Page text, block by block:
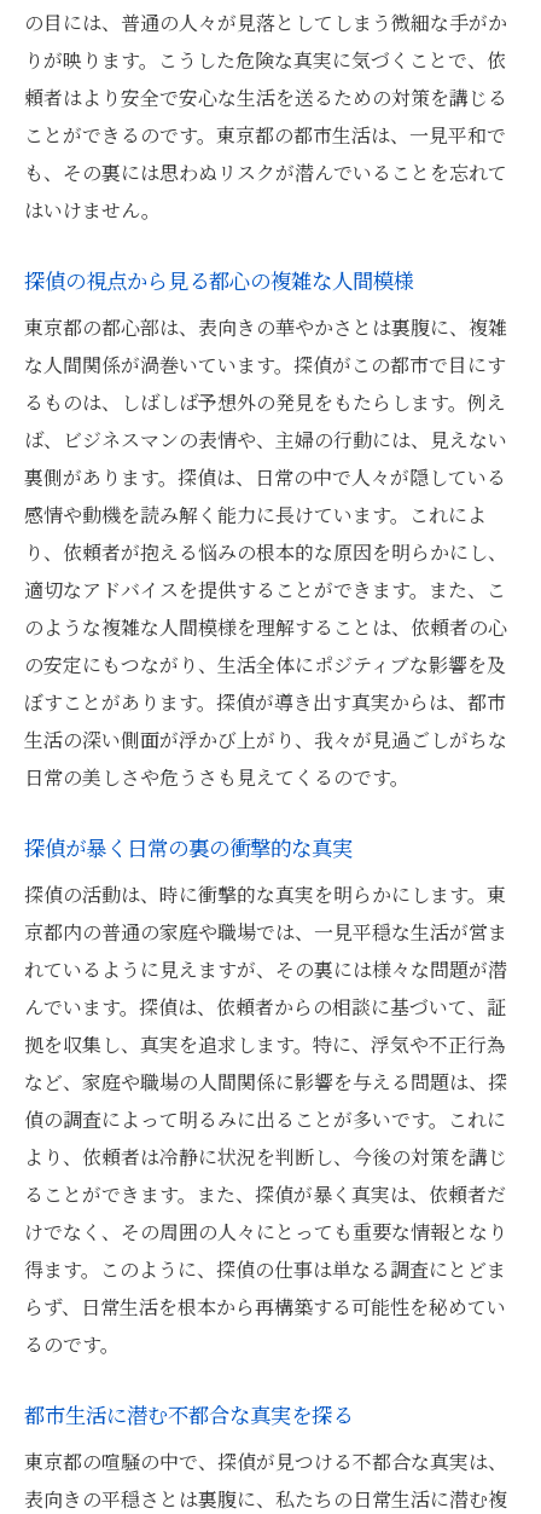
の目には、普通の人々が見落としてしまう微細な手がか
りが映ります。こうした危険な真実に気づくことで、依
頼者はより安全で安心な生活を送るための対策を講じる
ことができるのです。東京都の都市生活は、一見平和で
も、その裏には思わぬリスクが潜んでいることを忘れて
はいけません。
探偵の視点から見る都心の複雑な人間模様
東京都の都心部は、表向きの華やかさとは裏腹に、複雑
な人間関係が渦巻いています。探偵がこの都市で目にす
るものは、しばしば予想外の発見をもたらします。例え
ば、ビジネスマンの表情や、主婦の行動には、見えない
裏側があります。探偵は、日常の中で人々が隠している
感情や動機を読み解く能力に長けています。これによ
り、依頼者が抱える悩みの根本的な原因を明らかにし、
適切なアドバイスを提供することができます。また、こ
のような複雑な人間模様を理解することは、依頼者の心
の安定にもつながり、生活全体にポジティブな影響を及
ぼすことがあります。探偵が導き出す真実からは、都市
生活の深い側面が浮かび上がり、我々が見過ごしがちな
日常の美しさや危うさも見えてくるのです。
探偵が暴く日常の裏の衝撃的な真実
探偵の活動は、時に衝撃的な真実を明らかにします。東
京都内の普通の家庭や職場では、一見平穏な生活が営ま
れているように見えますが、その裏には様々な問題が潜
んでいます。探偵は、依頼者からの相談に基づいて、証
拠を収集し、真実を追求します。特に、浮気や不正行為
など、家庭や職場の人間関係に影響を与える問題は、探
偵の調査によって明るみに出ることが多いです。これに
より、依頼者は冷静に状況を判断し、今後の対策を講じ
ることができます。また、探偵が暴く真実は、依頼者だ
けでなく、その周囲の人々にとっても重要な情報となり
得ます。このように、探偵の仕事は単なる調査にとどま
らず、日常生活を根本から再構築する可能性を秘めてい
るのです。
都市生活に潜む不都合な真実を探る
東京都の喧騒の中で、探偵が見つける不都合な真実は、
表向きの平穏さとは裏腹に、私たちの日常生活に潜む複